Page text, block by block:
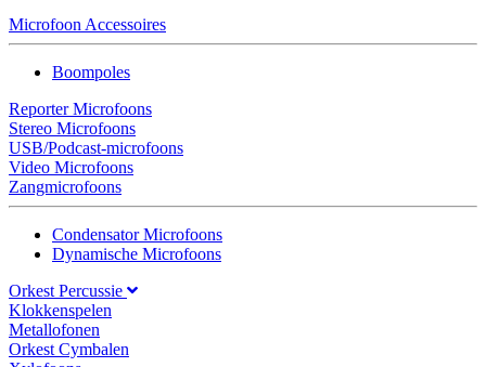
Microfoon Accessoires
Boompoles
Reporter Microfoons
Stereo Microfoons
USB/Podcast-microfoons
Video Microfoons
Zangmicrofoons
Condensator Microfoons
Dynamische Microfoons
Orkest Percussie
Klokkenspelen
Metallofonen
Orkest Cymbalen